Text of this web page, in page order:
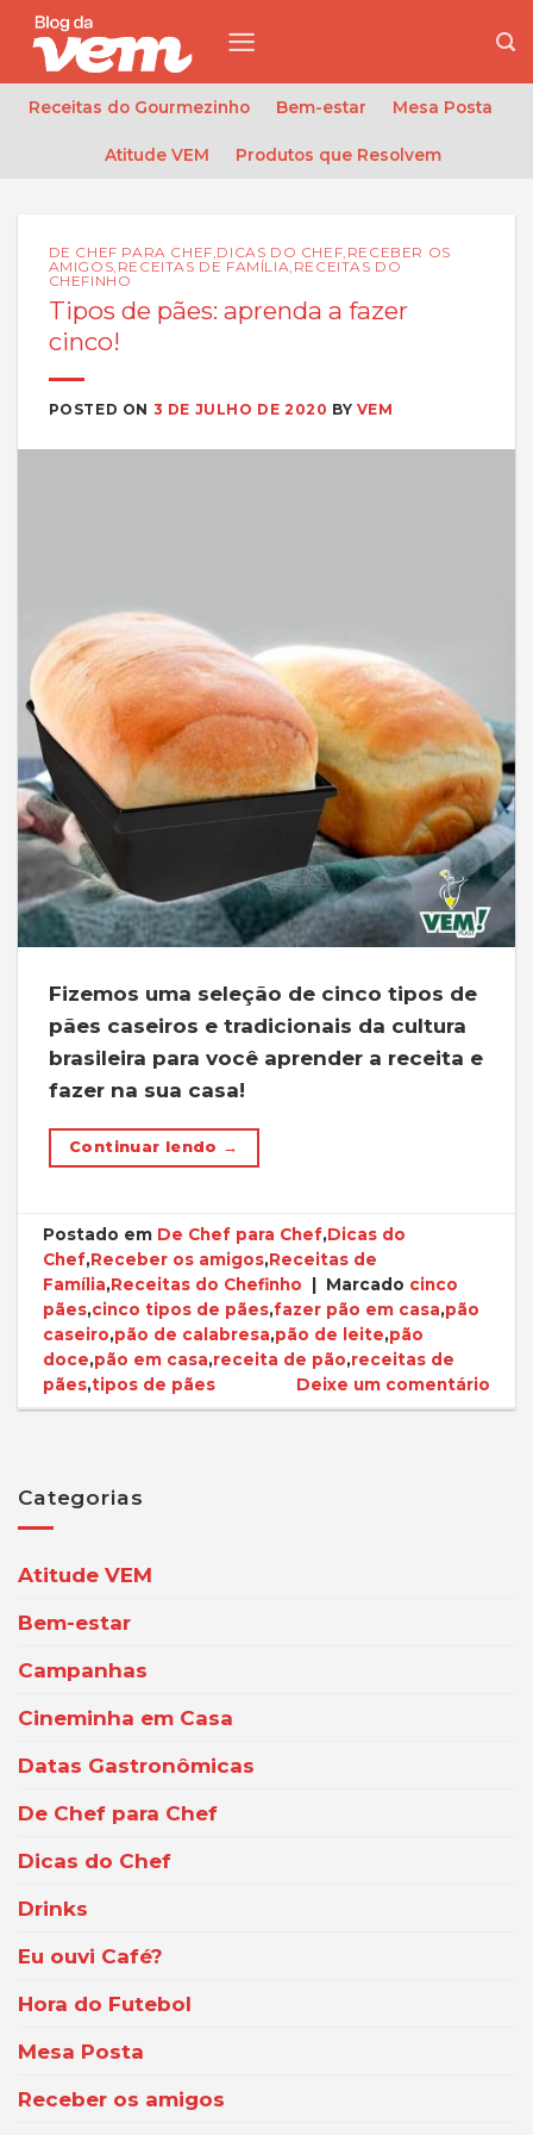
Skip
content
Receitas do Gourmezinho Bem-estar Mesa Posta
Atitude VEM Produtos que Resolvem
DE CHEF PARA CHEF DICAS DO CHEF RECEBER OS
AMIGOS RECEITAS DE FAMÍLIA RECEITAS DO
CHEFINHO
Tipos de pães: aprenda a fazer
cinco!
POSTED ON 3 DE JULHO DE 2020 BY VEM
Fizemos uma seleção de cinco tipos de
pães caseiros e tradicionais da cultura
brasileira para você aprender a receita e
fazer na sua casa!
Continuar lendo →
Postado em De Chef para Chef,Dicas do
Chef,Receber os amigos,Receitas de
Família,Receitas do Chefinho Marcado cinco
pães,cinco tipos de pães,fazer pão em casa,pão
caseiro,pão de calabresa,pão de leite,pão
doce,pão em casa,receita de pão,receitas de
pães,tipos de pães Deixe um comentário
Categorias
Atitude VEM
Bem-estar
Campanhas
Cineminha em Casa
Datas Gastronômicas
De Chef para Chef
Dicas do Chef
Drinks
Eu ouvi Café?
Hora do Futebol
Mesa Posta
Receber os amigos